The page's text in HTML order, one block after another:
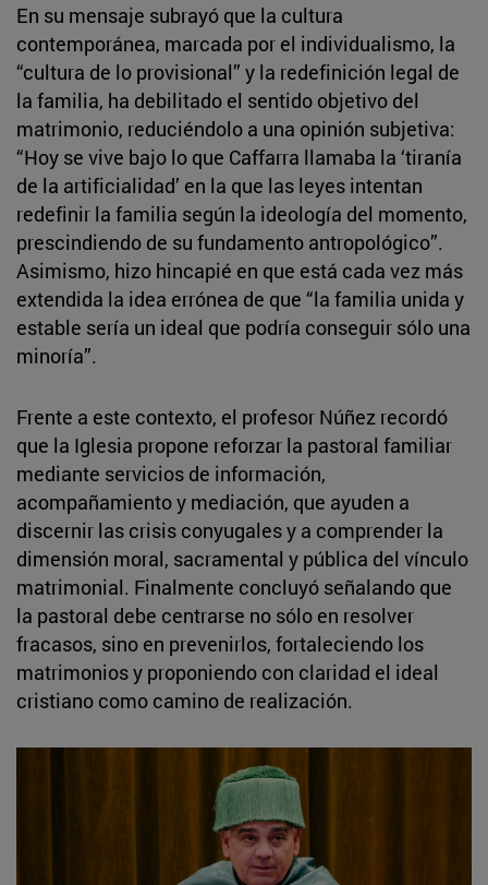
En su mensaje subrayó que la cultura
contemporánea, marcada por el individualismo, la
“cultura de lo provisional” y la redefinición legal de
la familia, ha debilitado el sentido objetivo del
matrimonio, reduciéndolo a una opinión subjetiva:
“Hoy se vive bajo lo que Caffarra llamaba la ‘tiranía
de la artificialidad’ en la que las leyes intentan
redefinir la familia según la ideología del momento,
prescindiendo de su fundamento antropológico”.
Asimismo, hizo hincapié en que está cada vez más
extendida la idea errónea de que “la familia unida y
estable sería un ideal que podría conseguir sólo una
minoría”.
Frente a este contexto, el profesor Núñez recordó
que la Iglesia propone reforzar la pastoral familiar
mediante servicios de información,
acompañamiento y mediación, que ayuden a
discernir las crisis conyugales y a comprender la
dimensión moral, sacramental y pública del vínculo
matrimonial. Finalmente concluyó señalando que
la pastoral debe centrarse no sólo en resolver
fracasos, sino en prevenirlos, fortaleciendo los
matrimonios y proponiendo con claridad el ideal
cristiano como camino de realización.